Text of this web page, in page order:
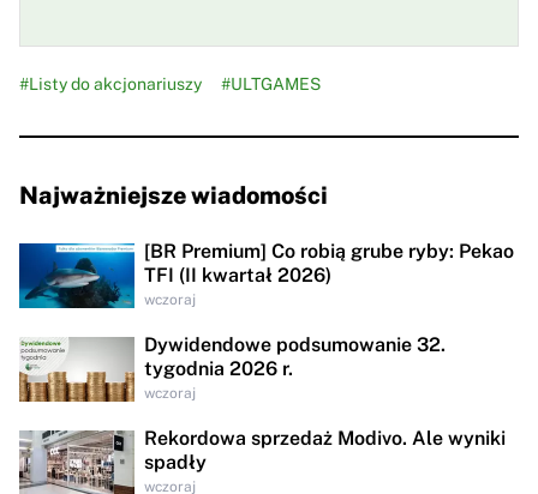
#Listy do akcjonariuszy #ULTGAMES
Najważniejsze wiadomości
[BR Premium] Co robią grube ryby: Pekao
TFI (II kwartał 2026)
wczoraj
Dywidendowe podsumowanie 32.
tygodnia 2026 r.
wczoraj
Rekordowa sprzedaż Modivo. Ale wyniki
spadły
wczoraj